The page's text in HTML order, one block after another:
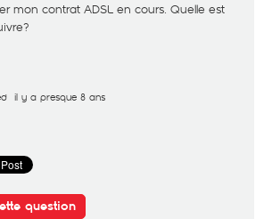
mon contrat ADSL en cours. Quelle est
il y a presque 8 ans
question